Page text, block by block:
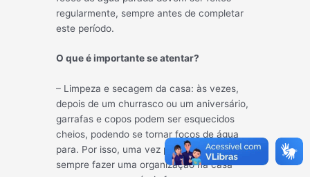
regularmente, sempre antes de completar
este período.
O que é importante se atentar?
– Limpeza e secagem da casa: às vezes,
depois de um churrasco ou um aniversário,
garrafas e copos podem ser esquecidos
cheios, podendo se tornar focos de água
para. Por isso, uma vez por semana,
sempre fazer uma organização na casa